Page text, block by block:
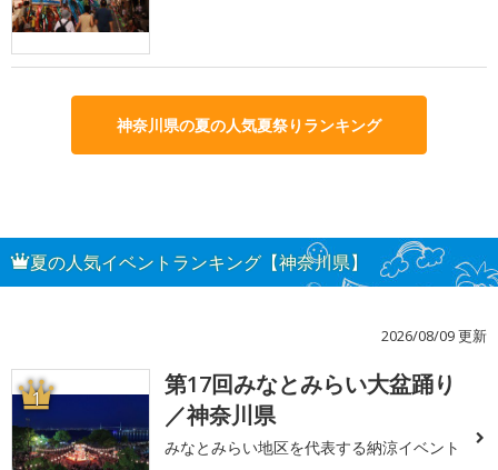
神奈川県の夏の人気夏祭りランキング
夏の人気イベントランキング【神奈川県】
2026/08/09 更新
1
第17回みなとみらい大盆踊り
／神奈川県
みなとみらい地区を代表する納涼イベント